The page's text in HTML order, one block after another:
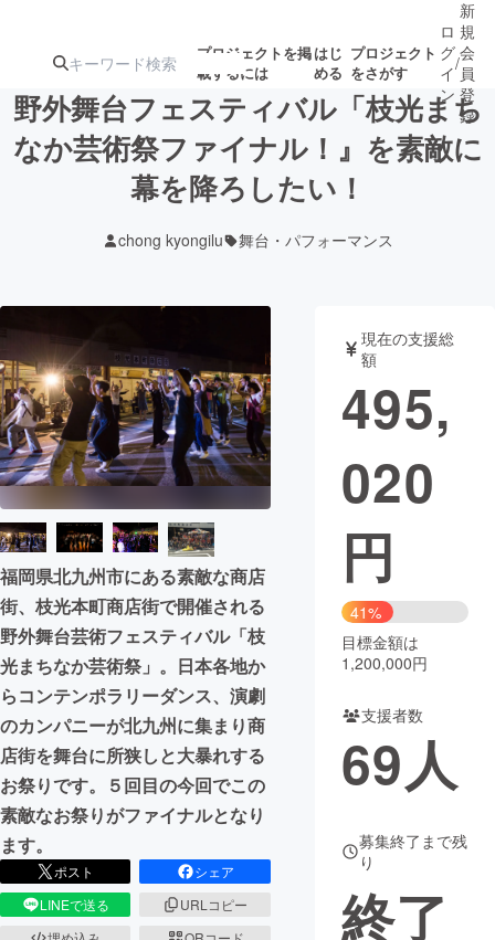
プロジェクトを掲
載するには
はじ
める
プロジェクト
をさがす
注目のリ 注目の新着プロ
ジェクト
募集終了が近いプ
テクノロジー・ガジェット
映像・映画 書籍・雑誌
ビジネス・起業 チャレンジ
まちづくり・地域活性化
CAMPFIRE for Social Good
CAMPFIRE Creation
CAMPFIREふるさと納税machi-ya コミュニティ
ロ
グ
イ
ン
/
新
規
会
員
登
録
野外舞台フェスティバル「枝光まち
なか芸術祭ファイナル！』を素敵に
幕を降ろしたい！
chong kyongilu 舞台・パフォーマンス
福岡県北九州市にある素敵な商店
街、枝光本町商店街で開催される
野外舞台芸術フェスティバル「枝
光まちなか芸術祭」。日本各地か
らコンテンポラリーダンス、演劇
のカンパニーが北九州に集まり商
店街を舞台に所狭しと大暴れする
お祭りです。５回目の今回でこの
素敵なお祭りがファイナルとなり
ます。
ポスト
シェア
LINEで送る
URLコピー
現在の支援総
額
495,
020
円
41%
目標金額は
1,200,000円
支援者数
69人
募集終了まで残
り
終了